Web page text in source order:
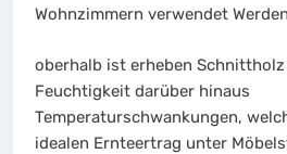
Wohnzimmern verwendet
oberhalb ist erheben
Feuchtigkeit darüber hinaus
Temperaturschwankungen,
idealen Ernteertrag unter